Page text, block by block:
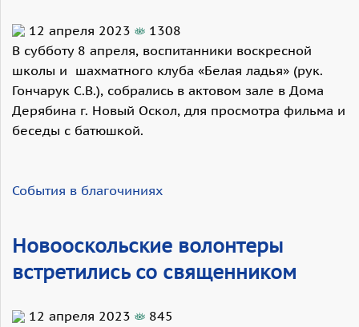
12 апреля 2023
1308
В субботу 8 апреля, воспитанники воскресной
школы и шахматного клуба «Белая ладья» (рук.
Гончарук С.В.), собрались в актовом зале в Дома
Дерябина г. Новый Оскол, для просмотра фильма и
беседы с батюшкой.
События в благочиниях
Новооскольские волонтеры
встретились со священником
12 апреля 2023
845